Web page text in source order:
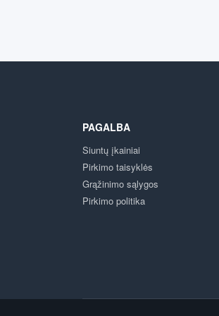
PAGALBA
Siuntų įkainiai
Pirkimo taisyklės
Grąžinimo sąlygos
Pirkimo politika